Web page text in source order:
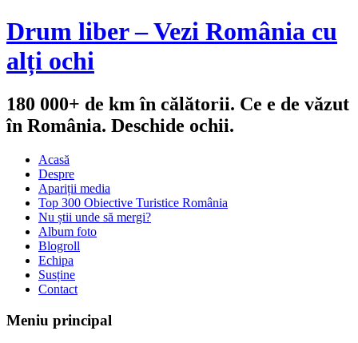
Drum liber – Vezi România cu
alți ochi
180 000+ de km în călătorii. Ce e de văzut
în România. Deschide ochii.
Acasă
Despre
Apariții media
Top 300 Obiective Turistice România
Nu știi unde să mergi?
Album foto
Blogroll
Echipa
Susține
Contact
Meniu principal